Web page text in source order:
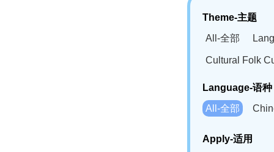
Theme-主题
All-全部
Cultural Folk
Language-语种
All-全部
Bahasa
Apply-适用